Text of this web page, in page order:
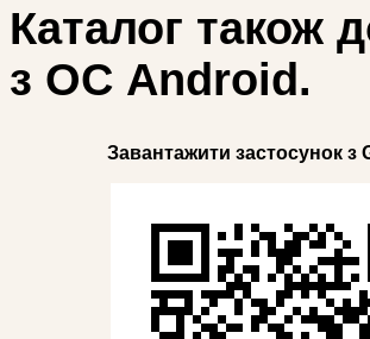
Каталог також
з ОС Android.
Завантажити застосунок з